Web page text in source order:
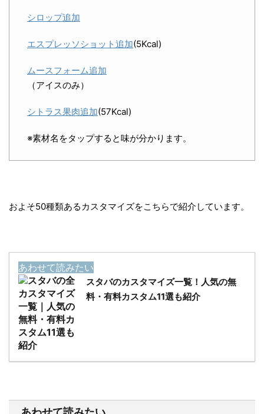
シロップ追加
エスプレッソショット追加(5Kcal)
ムースフォーム追加
（アイスのみ）
シトラス果肉追加(57Kcal)
※素材名をタップすると味が分かります。
およそ50種類あるカスタマイズをこちらで紹介しています。
あわせて読みたい
スタバのカスタマイズ一覧！人気の無
料・有料カスタム11選も紹介